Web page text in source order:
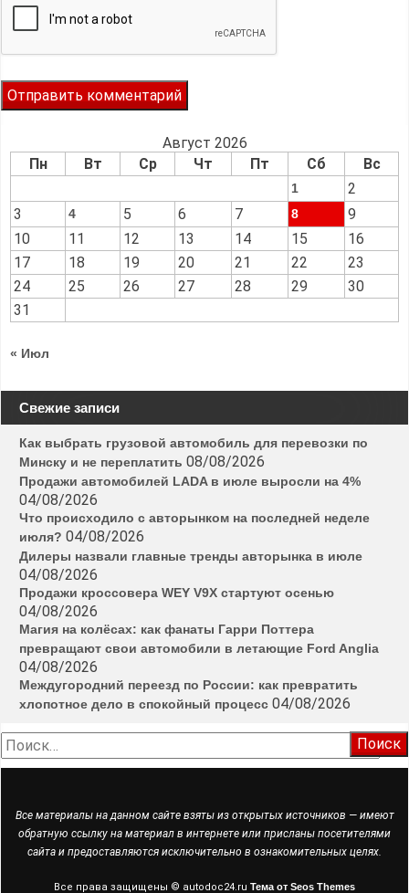
Август 2026
Пн
Вт Ср Чт Пт Сб Вс
1
2
3
4 5 6 7 8
9
10
11 12 13 14 15
16
17
18 19 20 21 22
23
24
25 26 27 28 29
30
31
« Июл
Свежие записи
Как выбрать грузовой автомобиль для перевозки по
Минску и не переплатить 08/08/2026
Продажи автомобилей LADA в июле выросли на 4%
04/08/2026
Что происходило с авторынком на последней неделе
июля? 04/08/2026
Дилеры назвали главные тренды авторынка в июле
04/08/2026
Продажи кроссовера WEY V9X стартуют осенью
04/08/2026
Магия на колёсах: как фанаты Гарри Поттера
превращают свои автомобили в летающие Ford Anglia
04/08/2026
Междугородний переезд по России: как превратить
хлопотное дело в спокойный процесс 04/08/2026
Найти:
Все материалы на данном сайте взяты из открытых источников — имеют
обратную ссылку на материал в интернете или присланы посетителями
сайта и предоставляются исключительно в ознакомительных целях.
Все права защищены © autodoc24.ru Тема от Seos Themes